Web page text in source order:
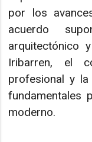
por los
acuerdo
arquitectónico
Iribarren, el
profesional y
fundamentales
moderno.